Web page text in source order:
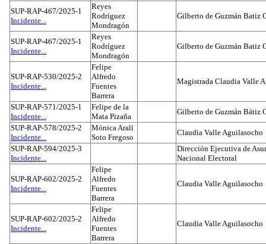
SUP-RAP-467/2025-1
Incidente...
Reyes
Rodríguez
Mondragón
Gilberto de Guzmán Batiz
SUP-RAP-467/2025-1
Incidente...
Reyes
Rodríguez
Mondragón
Gilberto de Guzmán Batiz
SUP-RAP-530/2025-2
Incidente...
Felipe
Alfredo
Fuentes
Barrera
Magistrada Claudia Valle
SUP-RAP-571/2025-1
Incidente...
Felipe de la
Mata Pizaña
Gilberto de Guzmán Bátiz
SUP-RAP-578/2025-2
Incidente...
Mónica Aralí
Soto Fregoso
Claudia Valle Aguilasocho
SUP-RAP-594/2025-3
Incidente...
Dirección Ejecutiva de
Nacional Electoral
SUP-RAP-602/2025-2
Incidente...
Felipe
Alfredo
Fuentes
Barrera
Claudia Valle Aguilasocho
SUP-RAP-602/2025-2
Incidente...
Felipe
Alfredo
Fuentes
Barrera
Claudia Valle Aguilasocho